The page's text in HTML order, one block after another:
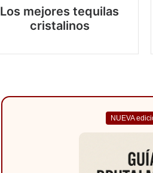
Los mejores tequilas
cristalinos
NUEVA